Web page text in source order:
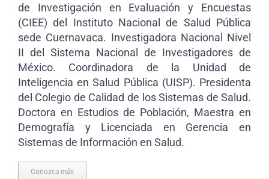
de Investigación en Evaluación y Encuestas
(CIEE) del Instituto Nacional de Salud Pública
sede Cuernavaca. Investigadora Nacional Nivel
II del Sistema Nacional de Investigadores de
México. Coordinadora de la Unidad de
Inteligencia en Salud Pública (UISP). Presidenta
del Colegio de Calidad de los Sistemas de Salud.
Doctora en Estudios de Población, Maestra en
Demografía y Licenciada en Gerencia en
Sistemas de Información en Salud.
Conozca más